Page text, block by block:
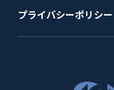
プライバシーポリシー